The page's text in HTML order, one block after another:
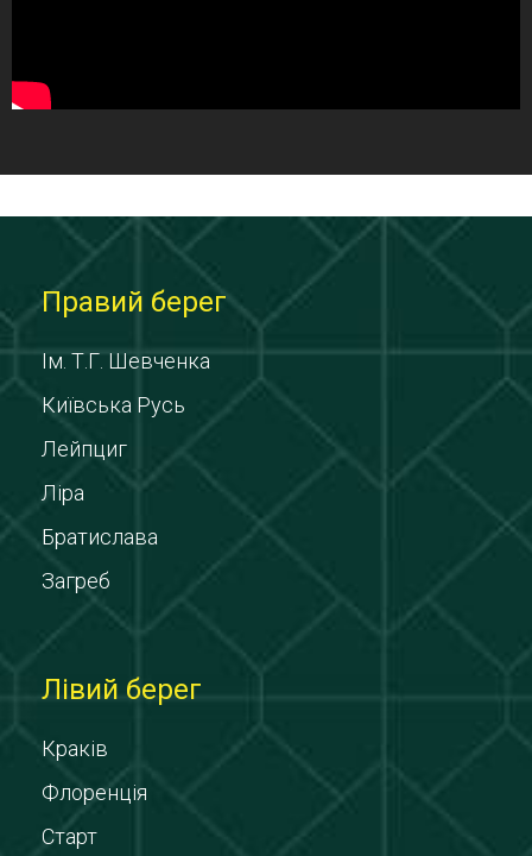
Правий берег
Ім. Т.Г. Шевченка
Київська Русь
Лейпциг
Ліра
Братислава
Загреб
Лівий берег
Краків
Флоренція
Старт